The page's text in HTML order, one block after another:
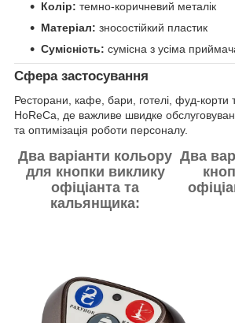
Колір: темно-коричневий металік
Матеріал: зносостійкий пластик
Сумісність: сумісна з усіма
Сфера застосування
Ресторани, кафе, бари, готелі, фуд-корти
HoReCa, де важливе швидке
та оптимізація роботи персоналу.
Два варіанти кольору
для кнопки виклику
офіціанта та
кальянщика:
Два